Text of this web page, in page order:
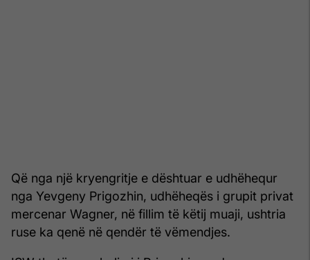
Që nga një kryengritje e dështuar e udhëhequr
nga Yevgeny Prigozhin, udhëheqës i grupit privat
mercenar Wagner, në fillim të këtij muaji, ushtria
ruse ka qenë në qendër të vëmendjes.